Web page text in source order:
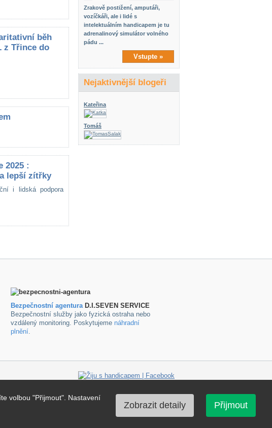
běh
z Třince do
2025 :
lepší zítřky
i lidská podpora
Zrakově postižení, amputáři,
vozíčkáři, ale i lidé s
intelektuálním handicapem je tu
adrenalinový simulátor volného
pádu ...
Vstupte »
Nejaktivnější blogeři
Kateřina
Tomáš
Bezpečnostní agenturaD.I.SEVEN SERVICE
Bezpečnostní služby jako fyzická ostraha nebo
vzdálený monitoring. Poskytujeme náhradní
plnění.
volbou "Přijmout". Nastavení
Zobrazit detaily Přijmout